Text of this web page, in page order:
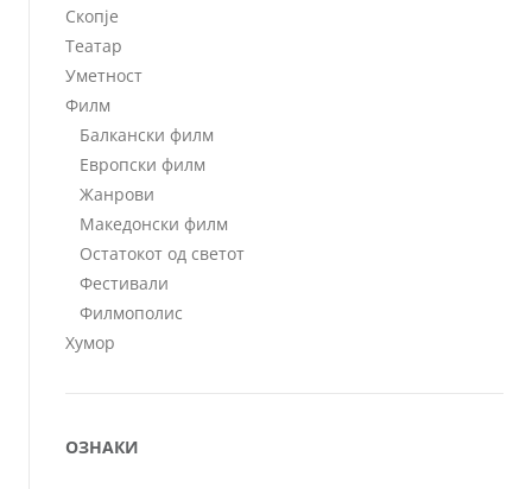
Скопје
Театар
Уметност
Филм
Балкански филм
Европски филм
Жанрови
Македонски филм
Остатокот од светот
Фестивали
Филмополис
Хумор
ОЗНАКИ